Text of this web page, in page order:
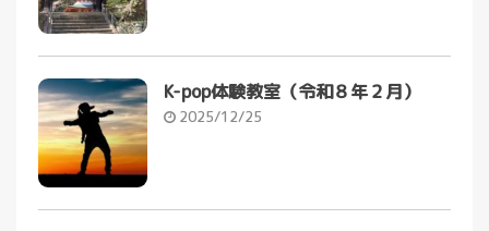
K-pop体験教室（令和８年２月）
2025/12/25